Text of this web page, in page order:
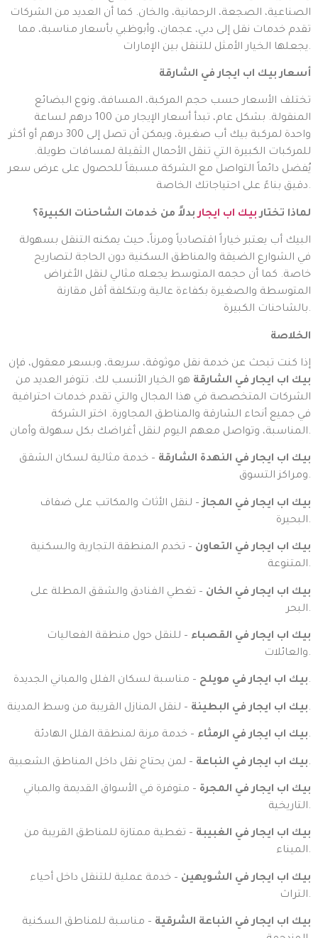
الصناعية، الصجعة، الرحمانية، والخان. كما أن العديد من الشركات
تقدم خدمات نقل إلى دبي، عجمان، وأبوظبي بأسعار مناسبة، مما
يجعلها الخيار الأمثل للتنقل بين الإمارات.
أسعار بيك اب ايجار في الشارقة
تختلف الأسعار حسب حجم المركبة، المسافة، ونوع البضائع
المنقولة. بشكل عام، تبدأ أسعار الإيجار من 100 درهم لساعة
واحدة لمركبة بيك أب صغيرة، ويمكن أن تصل إلى 300 درهم أو أكثر
للمركبات الكبيرة التي تنقل الأحمال الثقيلة لمسافات طويلة.
يُفضل دائماً التواصل مع الشركة مسبقاً للحصول على عرض سعر
دقيق بناءً على احتياجاتك الخاصة.
لماذا تختاربيك اب ايجاربدلاً من خدمات الشاحنات الكبيرة؟
البيك أب يعتبر خياراً اقتصادياً ومرناً، حيث يمكنه التنقل بسهولة
في الشوارع الضيقة والمناطق السكنية دون الحاجة لتصاريح
خاصة. كما أن حجمه المتوسط يجعله مثالي لنقل الأغراض
المتوسطة والصغيرة بكفاءة عالية وبتكلفة أقل مقارنة
بالشاحنات الكبيرة.
الخلاصة
إذا كنت تبحث عن خدمة نقل موثوقة، سريعة، وبسعر معقول، فإن
بيك اب ايجار في الشارقة هو الخيار الأنسب لك. تتوفر العديد من
الشركات المتخصصة في هذا المجال والتي تقدم خدمات احترافية
في جميع أنحاء الشارقة والمناطق المجاورة. اختر الشركة
المناسبة، وتواصل معهم اليوم لنقل أغراضك بكل سهولة وأمان.
بيك اب ايجار في النهدة الشارقة – خدمة مثالية لسكان الشقق
ومراكز التسوق.
بيك اب ايجار في المجاز– لنقل الأثاث والمكاتب على ضفاف
البحيرة.
بيك اب ايجار في التعاون – تخدم المنطقة التجارية والسكنية
المتنوعة.
بيك اب ايجار في الخان – تغطي الفنادق والشقق المطلة على
البحر.
بيك اب ايجار في القصباء – للنقل حول منطقة الفعاليات
والعائلات.
بيك اب ايجار في مويلح– مناسبة لسكان الفلل والمباني الجديدة.
بيك اب ايجار في البطينة– لنقل المنازل القريبة من وسط المدينة.
بيك اب ايجار في الرمثاء– خدمة مرنة لمنطقة الفلل الهادئة.
بيك اب ايجار في النباعة– لمن يحتاج نقل داخل المناطق الشعبية.
بيك اب ايجار في المجرة – متوفرة في الأسواق القديمة والمباني
التاريخية.
بيك اب ايجار في الغبيبة – تغطية ممتازة للمناطق القريبة من
الميناء.
بيك اب ايجار في الشويهين – خدمة عملية للتنقل داخل أحياء
التراث.
بيك اب ايجار في النباعة الشرقية – مناسبة للمناطق السكنية